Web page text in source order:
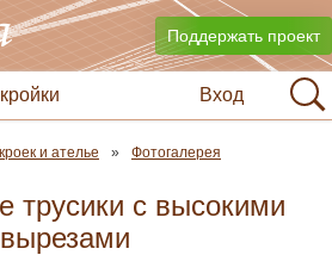
Поддержать проект
Вход
и ателье Фотогалерея
трусики с высокими
вырезами